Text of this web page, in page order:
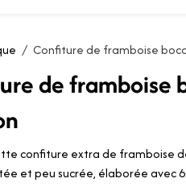
Confiture de framboise
de framboise
confiture extra de framboise
et peu sucrée, élaborée avec